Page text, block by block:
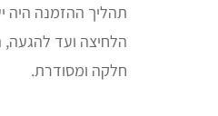
תהליך ההזמנה היה
הלחיצה ועד להגעה,
חלקה ומסודרת.